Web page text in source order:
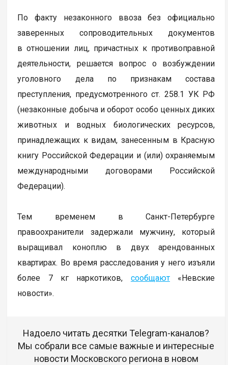
По факту незаконного ввоза без официально
заверенных сопроводительных документов
в отношении лиц, причастных к противоправной
деятельности, решается вопрос о возбуждении
уголовного дела по признакам состава
преступления, предусмотренного ст. 258.1 УК РФ
(незаконные добыча и оборот особо ценных диких
животных и водных биологических ресурсов,
принадлежащих к видам, занесенным в Красную
книгу Российской Федерации и (или) охраняемым
международными договорами Российской
Федерации).
Тем временем в Санкт-Петербурге
правоохранители задержали мужчину, который
выращивал коноплю в двух арендованных
квартирах. Во время расследования у него изъяли
более 7 кг наркотиков, сообщают«Невские
новости».
Надоело читать десятки Telegram-каналов?
Мы собрали все самые важные и интересные
новости Московского региона в новом